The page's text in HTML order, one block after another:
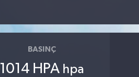
BASINÇ
1014 HPA hpa